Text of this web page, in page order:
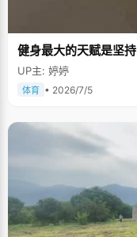
健身最大的天赋是坚持
UP主: 婷婷
体育 • 2026/7/5